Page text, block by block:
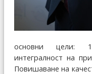
основни цели: 1.
интегралност на
Повишаване на